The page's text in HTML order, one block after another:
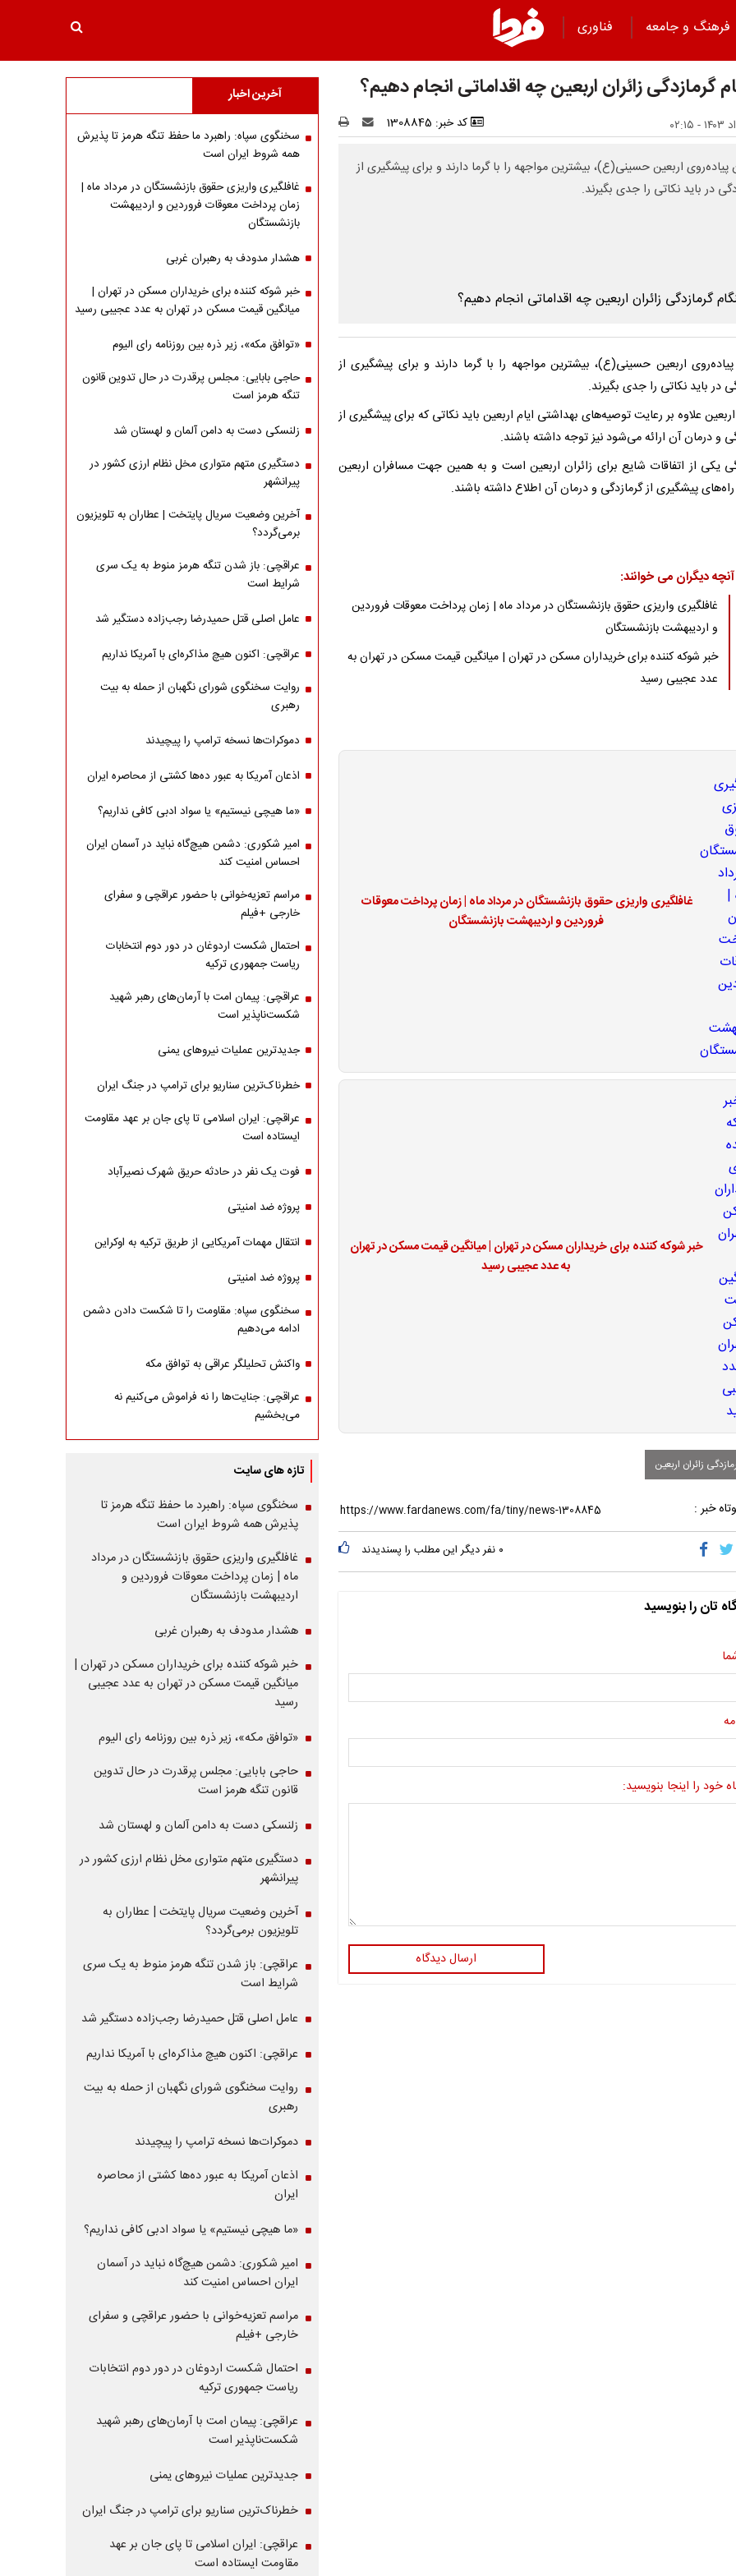
فرهنگ و جامعه فناوری
گرمازدگی زائران اربعین چه اقداماتی انجام دهیم؟
کد خبر: 1308845
پیاده‌روی اربعین حسینی(ع)، بیشترین مواجهه را با گرما دارند و برای پیشگیری از
در باید نکاتی را جدی بگیرند.
پیاده‌روی اربعین حسینی(ع)، بیشترین مواجهه را با گرما دارند و برای پیشگیری از
در باید نکاتی را جدی بگیرند.
اربعین علاوه بر رعایت توصیه‌های بهداشتی ایام اربعین باید نکاتی که برای پیشگیری از
و درمان آن ارائه می‌شود نیز توجه داشته باشند.
یکی از اتفاقات شایع برای زائران اربعین است و به همین جهت مسافران اربعین
راه‌های پیشگیری از گرمازدگی و درمان آن اطلاع داشته باشند.
آنچه دیگران می خوانند:
غافلگیری واریزی حقوق بازنشستگان در مرداد ماه | زمان پرداخت معوقات فروردین
و اردیبهشت بازنشستگان
خبر شوکه کننده برای خریداران مسکن در تهران | میانگین قیمت مسکن در تهران به
عدد عجیبی رسید
غافلگیری واریزی حقوق بازنشستگان در مرداد ماه | زمان پرداخت معوقات
فروردین و اردیبهشت بازنشستگان
خبر شوکه کننده برای خریداران مسکن در تهران | میانگین قیمت مسکن در تهران
به عدد عجیبی رسید
زائران اربعین
خبر :
۰ نفر دیگر این مطلب را پسندیدند
تان را بنویسید
خود را اینجا بنویسید:
ارسال دیدگاه
آخرین اخبار
سخنگوی سپاه: راهبرد ما حفظ تنگه هرمز تا پذیرش
همه شروط ایران است
غافلگیری واریزی حقوق بازنشستگان در مرداد ماه |
زمان پرداخت معوقات فروردین و اردیبهشت
بازنشستگان
هشدار مدودف به رهبران غربی
خبر شوکه کننده برای خریداران مسکن در تهران |
میانگین قیمت مسکن در تهران به عدد عجیبی رسید
«توافق مکه»، زیر ذره بین روزنامه رای الیوم
حاجی بابایی: مجلس پرقدرت در حال تدوین قانون
تنگه هرمز است
زلنسکی دست به دامن آلمان و لهستان شد
دستگیری متهم متواری مخل نظام ارزی کشور در
پیرانشهر
آخرین وضعیت سریال پایتخت | عطاران به تلویزیون
برمی‌گردد؟
عراقچی: باز شدن تنگه هرمز منوط به یک سری
شرایط است
عامل اصلی قتل حمیدرضا رجب‌زاده دستگیر شد
عراقچی: اکنون هیچ مذاکره‌ای با آمریکا نداریم
روایت سخنگوی شورای نگهبان از حمله به بیت
رهبری
دموکرات‌ها نسخه ترامپ را پیچیدند
اذعان آمریکا به عبور ده‌ها کشتی از محاصره ایران
«ما هیچی نیستیم» یا سواد ادبی کافی نداریم؟
امیر شکوری: دشمن هیچ‌گاه نباید در آسمان ایران
احساس امنیت کند
مراسم تعزیه‌خوانی با حضور عراقچی و سفرای
خارجی +فیلم
احتمال شکست اردوغان در دور دوم انتخابات
ریاست جمهوری ترکیه
عراقچی: پیمان امت با آرمان‌های رهبر شهید
شکست‌ناپذیر است
جدیدترین عملیات نیروهای یمنی
خطرناک‌ترین سناریو برای ترامپ در جنگ ایران
عراقچی: ایران اسلامی تا پای جان بر عهد مقاومت
ایستاده است
فوت یک نفر در حادثه حریق شهرک نصیرآباد
پروژه ضد امنیتی
انتقال مهمات آمریکایی از طریق ترکیه به اوکراین
پروژه ضد امنیتی
سخنگوی سپاه: مقاومت را تا شکست دادن دشمن
ادامه می‌دهیم
واکنش تحلیلگر عراقی به توافق مکه
عراقچی: جنایت‌ها را نه فراموش می‌کنیم نه
می‌بخشیم
تازه های سایت
سخنگوی سپاه: راهبرد ما حفظ تنگه هرمز تا
پذیرش همه شروط ایران است
غافلگیری واریزی حقوق بازنشستگان در مرداد
ماه | زمان پرداخت معوقات فروردین و
اردیبهشت بازنشستگان
هشدار مدودف به رهبران غربی
خبر شوکه کننده برای خریداران مسکن در تهران |
میانگین قیمت مسکن در تهران به عدد عجیبی
رسید
«توافق مکه»، زیر ذره بین روزنامه رای الیوم
حاجی بابایی: مجلس پرقدرت در حال تدوین
قانون تنگه هرمز است
زلنسکی دست به دامن آلمان و لهستان شد
دستگیری متهم متواری مخل نظام ارزی کشور در
پیرانشهر
آخرین وضعیت سریال پایتخت | عطاران به
تلویزیون برمی‌گردد؟
عراقچی: باز شدن تنگه هرمز منوط به یک سری
شرایط است
عامل اصلی قتل حمیدرضا رجب‌زاده دستگیر شد
عراقچی: اکنون هیچ مذاکره‌ای با آمریکا نداریم
روایت سخنگوی شورای نگهبان از حمله به بیت
رهبری
دموکرات‌ها نسخه ترامپ را پیچیدند
اذعان آمریکا به عبور ده‌ها کشتی از محاصره
ایران
«ما هیچی نیستیم» یا سواد ادبی کافی نداریم؟
امیر شکوری: دشمن هیچ‌گاه نباید در آسمان
ایران احساس امنیت کند
مراسم تعزیه‌خوانی با حضور عراقچی و سفرای
خارجی +فیلم
احتمال شکست اردوغان در دور دوم انتخابات
ریاست جمهوری ترکیه
عراقچی: پیمان امت با آرمان‌های رهبر شهید
شکست‌ناپذیر است
جدیدترین عملیات نیروهای یمنی
خطرناک‌ترین سناریو برای ترامپ در جنگ ایران
عراقچی: ایران اسلامی تا پای جان بر عهد
مقاومت ایستاده است